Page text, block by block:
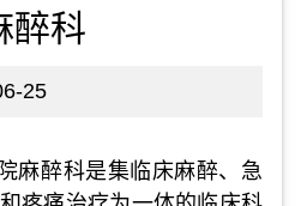
醉科
25
麻醉科是集临床麻醉、急